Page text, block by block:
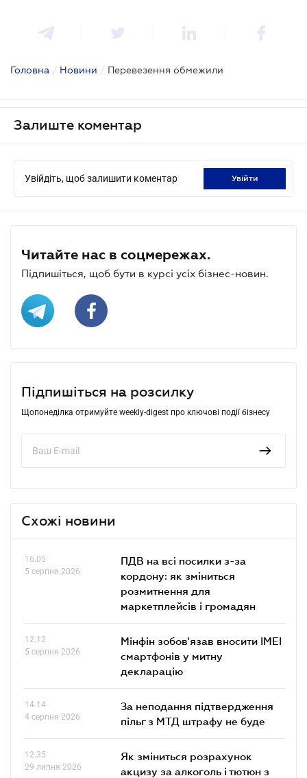
Головна / Новини / Перевезення обмежили
Залиште коментар
Увійдіть, щоб залишити коментар увійти
Читайте нас в соцмережах.
Підпишіться, щоб бути в курсі усіх бізнес-новин.
Підпишіться на розсилку
Щопонеділка отримуйте weekly-digest про ключові події бізнесу
Схожі новини
16.05
5 серпня 2026
ПДВ на всі посилки з-за
кордону: як зміниться
розмитнення для
маркетплейсів і громадян
12.12
5 серпня 2026
Мінфін зобов'язав вносити IMEI
смартфонів у митну
декларацію
14.14
4 серпня 2026
За неподання підтвердження
пільг з МТД штрафу не буде
12.35
29 липня 2026
Як зміниться розрахунок
акцизу за алкоголь і тютюн з